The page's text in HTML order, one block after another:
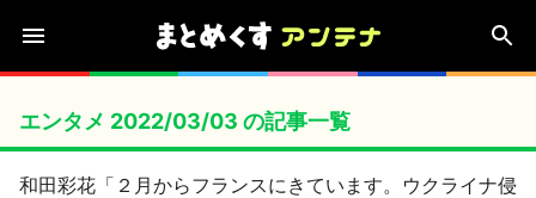
エンタメ 2022/03/03 の記事一覧
和田彩花「２月からフランスにきています。ウクライナ侵